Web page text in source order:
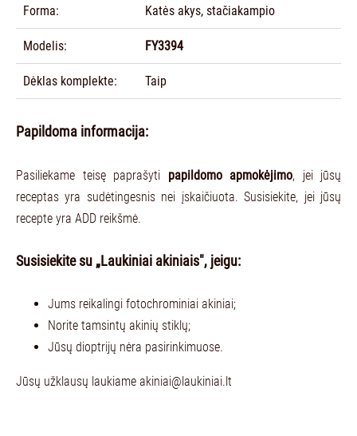
Forma: Katės akys, stačiakampio
Modelis: FY3394
Dėklas komplekte: Taip
Papildoma informacija:
Pasiliekame teisę paprašyti papildomo apmokėjimo, jei jūsų
receptas yra sudėtingesnis nei įskaičiuota. Susisiekite, jei jūsų
recepte yra ADD reikšmė.
Susisiekite su „Laukiniai akiniais", jeigu:
Jums reikalingi fotochrominiai akiniai;
Norite tamsintų akinių stiklų;
Jūsų dioptrijų nėra pasirinkimuose.
Jūsų užklausų laukiame akiniai@laukiniai.lt